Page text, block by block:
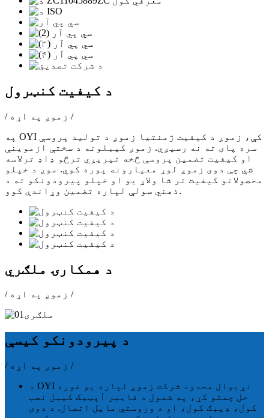
د کیفیت کنټرول
/ زموږ په اړه /
په OYI کې، زموږ د کیفیت ژمنتیا زموږ د تولید پروسې
سره پای ته نه رسیږي. زموږ کیبلونه د سختې ازموینې
او کیفیت تضمین پروسې څخه تیریږي ترڅو ډاډ ترلاسه
شي چې دوی زموږ لوړ معیارونه پوره کوي. موږ د خپلو
محصولاتو کیفیت تر شا ولاړ یو او خپلو پیرودونکو ته د
ذهني سولې لپاره تضمین وړاندې کوو.
د همکارۍ ملګري
/ زموږ په اړه /
د پیرودونکو کیسې
/ زموږ په اړه /
د OYI نړیوال محدود شرکت زموږ لپاره یو غوره
حل چمتو کړ، په شمول د فایبر آپټیک کیبل نصب
کول، ډیبګ کول، او د وروستي مایل اتصال. د دوی